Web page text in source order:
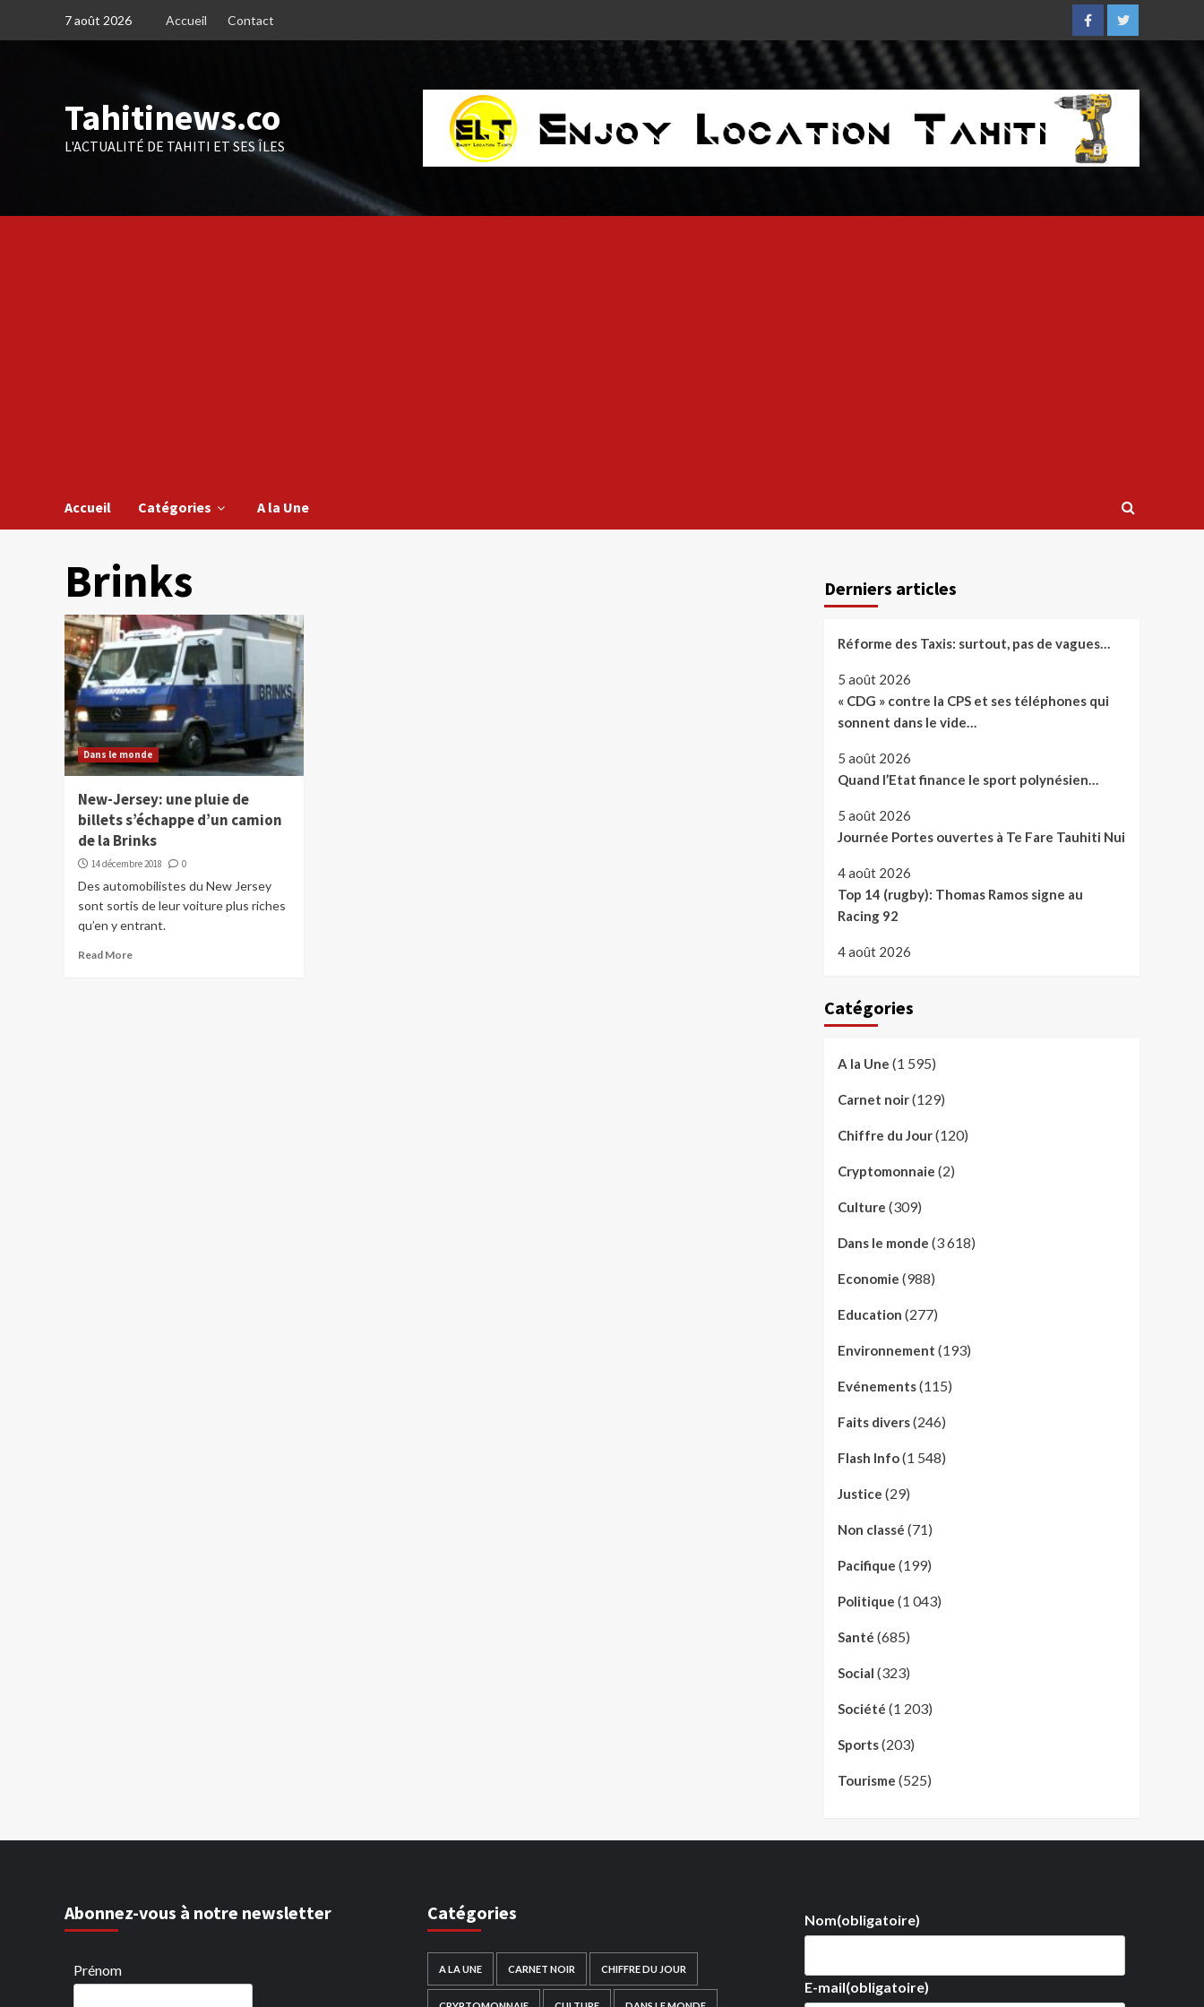
7 août 2026 Accueil Contact
FacebookTwitter
Tahitinews.co
L'ACTUALITÉ DE TAHITI ET SES ÎLES
Accueil Catégories A la Une
Brinks
Dans le monde
New-Jersey: une pluie de
billets s’échappe d’un camion
de la Brinks
14 décembre 2018 0
Des automobilistes du New Jersey
sont sortis de leur voiture plus riches
qu’en y entrant.
Read More
Derniers articles
Réforme des Taxis: surtout, pas de vagues…
5 août 2026
« CDG » contre la CPS et ses téléphones qui
sonnent dans le vide…
5 août 2026
Quand l’Etat finance le sport polynésien…
5 août 2026
Journée Portes ouvertes à Te Fare Tauhiti Nui
4 août 2026
Top 14 (rugby): Thomas Ramos signe au
Racing 92
4 août 2026
Catégories
A la Une (1 595)
Carnet noir(129)
Chiffre du Jour(120)
Cryptomonnaie (2)
Culture (309)
Dans le monde (3 618)
Economie (988)
Education (277)
Environnement (193)
Evénements(115)
Faits divers(246)
Flash Info(1 548)
Justice (29)
Non classé (71)
Pacifique (199)
Politique (1 043)
Santé (685)
Social (323)
Société (1 203)
Sports(203)
Tourisme (525)
Abonnez-vous à notre newsletter
Prénom
Catégories
A LA UNE CARNET NOIR CHIFFRE DU JOUR
Nom(obligatoire)
E-mail(obligatoire)